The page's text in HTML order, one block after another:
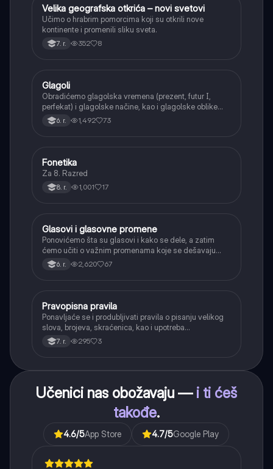
Istorija
Velika geografska otkrića – novi svetovi
Učimo o hrabrim pomorcima koji su otkrili nove
kontinente i promenili sliku sveta.
7. r. 352 8
Srpski jezik
Glagoli
Obradićemo glagolska vremena (prezent, futur I,
perfekat) i glagolske načine, kao i glagolske oblike
(infinitiv, glagolski pridevi i prilozi) i glagolski vid
(svršeni i nesvršeni).
6. r. 1,492 73
Srpski jezik
Fonetika
Za 8. Razred
8. r. 1,001 17
Srpski jezik
Glasovi i glasovne promene
Ponovićemo šta su glasovi i kako se dele, a zatim
ćemo učiti o važnim promenama koje se dešavaju
kada se glasovi nađu jedan pored drugog u rečima
(npr. jednačenje suglasnika po zvučnosti i mestu
6. r. 2,620 67
Srpski jezik
Pravopisna pravila
Ponavljaće se i produbljivati pravila o pisanju velikog
slova, brojeva, skraćenica, kao i upotreba
interpunkcije, sa posebnim fokusom na zarez u
složenoj rečenici.
7. r. 295 3
Učenici nas obožavaju — i ti ćeš
takođe.
4.6/5App Store 4.7/5Google Play